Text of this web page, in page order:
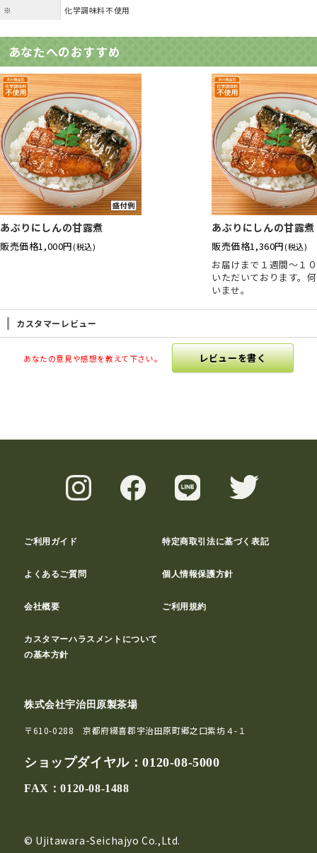
※
化学調味料不使用
あなたへのおすすめ
あぶりにしんの甘露煮
販売価格1,000円(税込)
あぶりにしんの甘露
販売価格1,360円(税込)
お届けまで１週間～１
いただいております。
いませ。
カスタマーレビュー
あなたの意見や感想を教えて下さい。 レビューを書く
ご利用ガイド 特定商取引法に基づく表記
よくあるご質問 個人情報保護方針
会社概要 ご利用規約
カスタマーハラスメントについて
の基本方針
株式会社宇治田原製茶場
〒610-0288 京都府綴喜郡宇治田原町郷之口紫坊４-１
ショップダイヤル：0120-08-5000
FAX：0120-08-1488
© Ujitawara-Seichajyo Co.,Ltd.